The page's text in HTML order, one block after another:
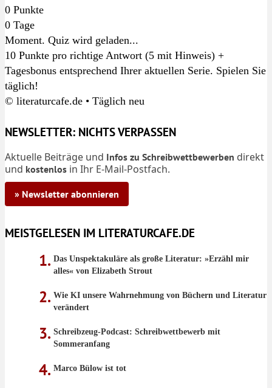
0 Punkte
0 Tage
Moment. Quiz wird geladen...
10 Punkte pro richtige Antwort (5 mit Hinweis) +
Tagesbonus entsprechend Ihrer aktuellen Serie. Spielen Sie
täglich!
© literaturcafe.de • Täglich neu
NEWSLETTER: NICHTS VERPASSEN
Aktuelle Beiträge und Infos zu Schreibwettbewerben direkt
und kostenlos in Ihr E-Mail-Postfach.
» Newsletter abonnieren
MEISTGELESEN IM LITERATURCAFE.DE
Das Unspektakuläre als große Literatur: »Erzähl mir
alles« von Elizabeth Strout
Wie KI unsere Wahrnehmung von Büchern und Literatur
verändert
Schreibzeug-Podcast: Schreibwettbewerb mit
Sommeranfang
Marco Bülow ist tot